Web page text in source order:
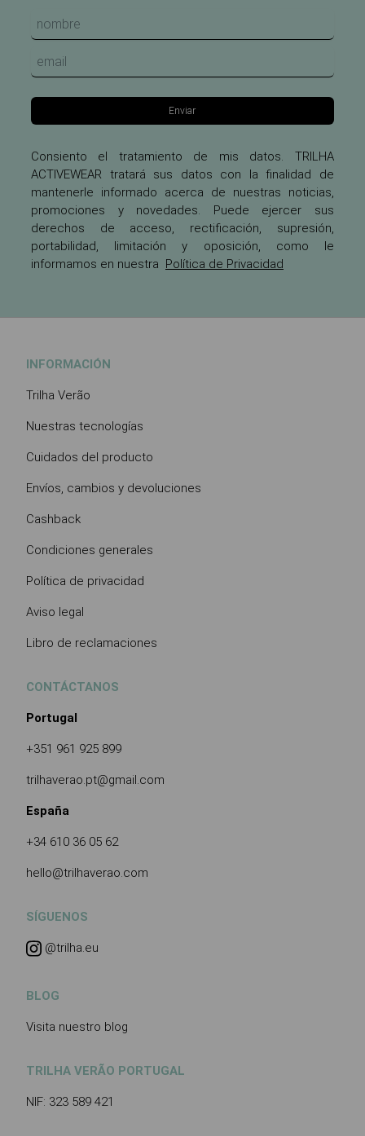
Enviar
Consiento el tratamiento de mis datos. TRILHA
ACTIVEWEAR tratará sus datos con la finalidad de
mantenerle informado acerca de nuestras noticias,
promociones y novedades. Puede ejercer sus
derechos de acceso, rectificación, supresión,
portabilidad, limitación y oposición, como le
informamos en nuestra Política de Privacidad
INFORMACIÓN
Trilha Verão
Nuestras tecnologías
Cuidados del producto
Envíos, cambios y devoluciones
Cashback
Condiciones generales
Política de privacidad
Aviso legal
Libro de reclamaciones
CONTÁCTANOS
Portugal
+351 961 925 899
trilhaverao.pt@gmail.com
España
+34 610 36 05 62
hello@trilhaverao.com
SÍGUENOS
@trilha.eu
BLOG
Visita nuestro blog
TRILHA VERÃO PORTUGAL
NIF: 323 589 421